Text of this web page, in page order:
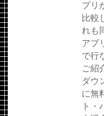
プリ
比較
れも
アプ
で行
ご紹
ダウ
に無
ト